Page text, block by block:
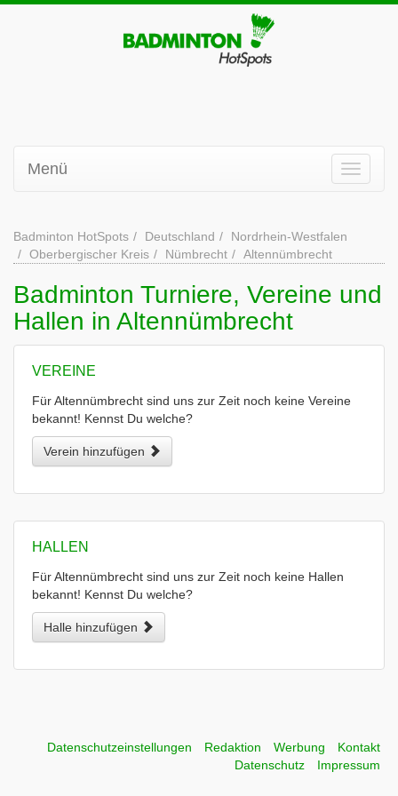
Menü
Badminton HotSpots Deutschland
Nordrhein-Westfalen
Oberbergischer Kreis
Nümbrecht Altennümbrecht
Badminton Turniere, Vereine und
Hallen in Altennümbrecht
VEREINE
Für Altennümbrecht sind uns zur Zeit noch keine Vereine
bekannt! Kennst Du welche?
Verein hinzufügen
HALLEN
Für Altennümbrecht sind uns zur Zeit noch keine Hallen
bekannt! Kennst Du welche?
Halle hinzufügen
Datenschutzeinstellungen Redaktion Werbung
Kontakt
Datenschutz
Impressum